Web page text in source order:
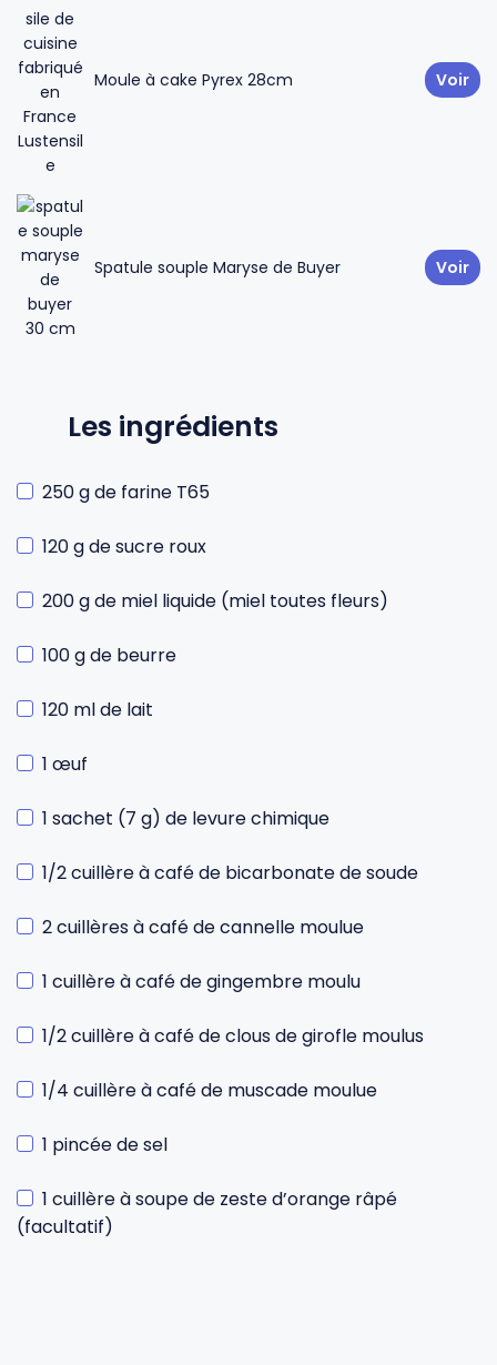
Moule à cake Pyrex 28cm Voir
Spatule souple Maryse de Buyer Voir
Les ingrédients
250 g de farine T65
120 g de sucre roux
200 g de miel liquide (miel toutes fleurs)
100 g de beurre
120 ml de lait
1 œuf
1 sachet (7 g) de levure chimique
1/2 cuillère à café de bicarbonate de soude
2 cuillères à café de cannelle moulue
1 cuillère à café de gingembre moulu
1/2 cuillère à café de clous de girofle moulus
1/4 cuillère à café de muscade moulue
1 pincée de sel
1 cuillère à soupe de zeste d’orange râpé
(facultatif)